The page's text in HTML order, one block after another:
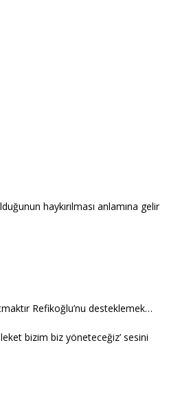
haykırılması anlamına gelir
Refikoğlu’nu desteklemek…
bizim biz yöneteceğiz’ sesini